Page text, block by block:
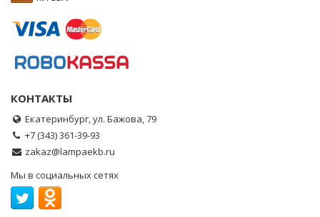
КОНТАКТЫ
Екатеринбург, ул. Бажова, 79
+7 (343) 361-39-93
zakaz@lampaekb.ru
Мы в социальных сетях